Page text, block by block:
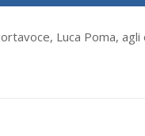
Luca Poma, agli